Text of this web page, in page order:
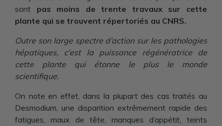
sont pas moins de trente travaux sur cette
plante qui se trouvent répertoriés au CNRS.
Outre son large spectre d’action sur les pathologies
hépatiques, c’est la puissance régénératrice de
cette plante qui étonne le plus le monde
scientifique.
On note en effet, dans la plupart des cas traités au
Desmodium, une disparition extrêmement rapide des
fatigues, maux de tête, manques d’appétit, teints